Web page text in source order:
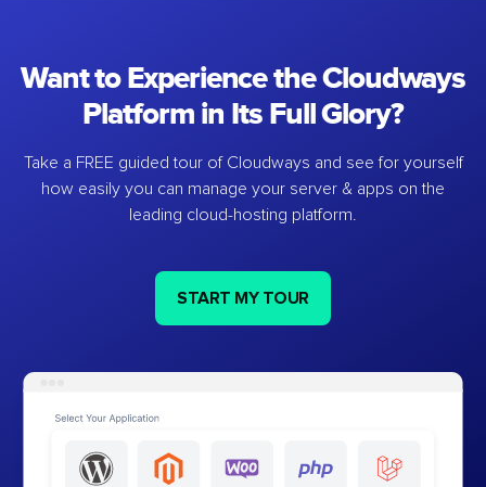
Want to Experience the Cloudways
Platform in Its Full Glory?
Take a FREE guided tour of Cloudways and see for yourself
how easily you can manage your server & apps on the
leading cloud-hosting platform.
START MY TOUR